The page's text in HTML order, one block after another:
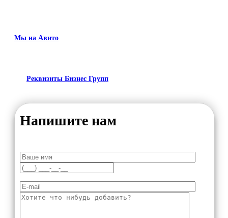
Мы на Авито
Реквизиты Бизнес Групп
Напишите нам